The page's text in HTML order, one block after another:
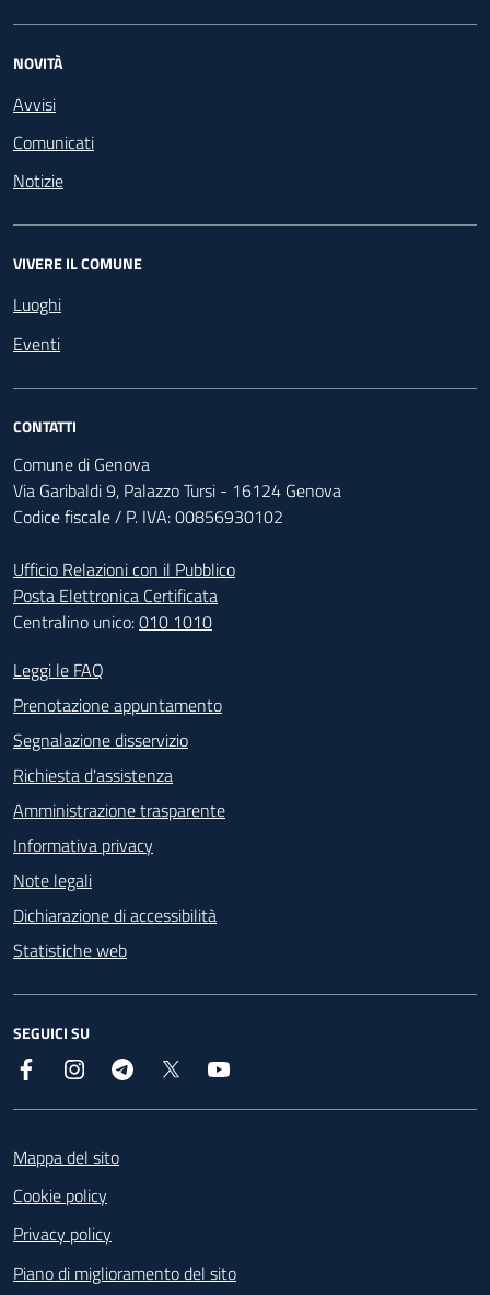
NOVITÀ
Avvisi
Comunicati
Notizie
VIVERE IL COMUNE
Luoghi
Eventi
CONTATTI
Comune di Genova
Via Garibaldi 9, Palazzo Tursi - 16124 Genova
Codice fiscale / P. IVA: 00856930102
Ufficio Relazioni con il Pubblico
Posta Elettronica Certificata
Centralino unico:010 1010
Footer - Contatti
Leggi le FAQ
Prenotazione appuntamento
Segnalazione disservizio
Richiesta d'assistenza
Amministrazione trasparente
Informativa privacy
Note legali
Dichiarazione di accessibilità
Statistiche web
SEGUICI SU
Facebook InstagramTelegram
Mappa del sito
Cookie policy
Privacy policy
Piano di miglioramento del sito